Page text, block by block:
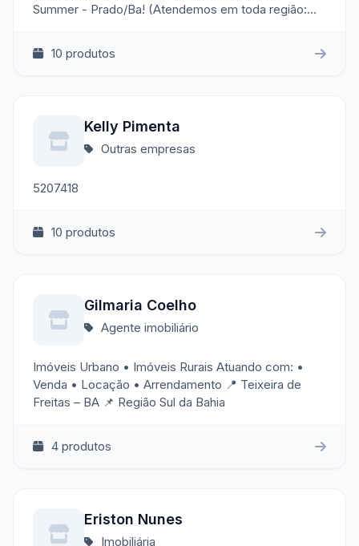
Summer - Prado/Ba! (Atendemos em toda região:
10 produtos
Kelly Pimenta
Outras empresas
5207418
10 produtos
Gilmaria Coelho
Agente imobiliário
Imóveis Urbano • Imóveis Rurais Atuando com: •
Venda • Locação • Arrendamento 📍 Teixeira de
Freitas – BA 📌 Região Sul da Bahia
4 produtos
Eriston Nunes
Imobiliária